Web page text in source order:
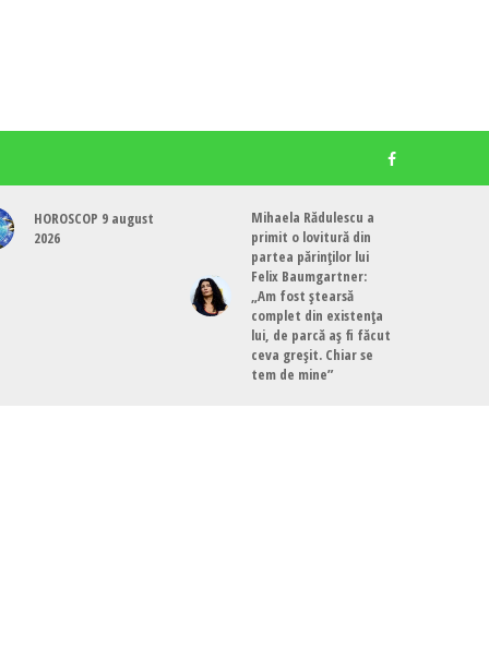
HOROSCOP 9 august
2026
Mihaela Rădulescu a
primit o lovitură din
partea părinților lui
Felix Baumgartner:
„Am fost ștearsă
complet din existența
lui, de parcă aș fi făcut
ceva greșit. Chiar se
tem de mine”